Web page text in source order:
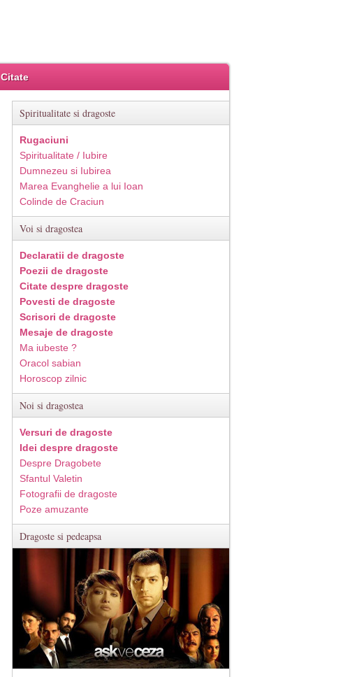
Citate
Spiritualitate si dragoste
Rugaciuni
Spiritualitate / Iubire
Dumnezeu si Iubirea
Marea Evanghelie a lui Ioan
Colinde de Craciun
Voi si dragostea
Declaratii de dragoste
Poezii de dragoste
Citate despre dragoste
Povesti de dragoste
Scrisori de dragoste
Mesaje de dragoste
Ma iubeste ?
Oracol sabian
Horoscop zilnic
Noi si dragostea
Versuri de dragoste
Idei despre dragoste
Despre Dragobete
Sfantul Valetin
Fotografii de dragoste
Poze amuzante
Dragoste si pedeapsa